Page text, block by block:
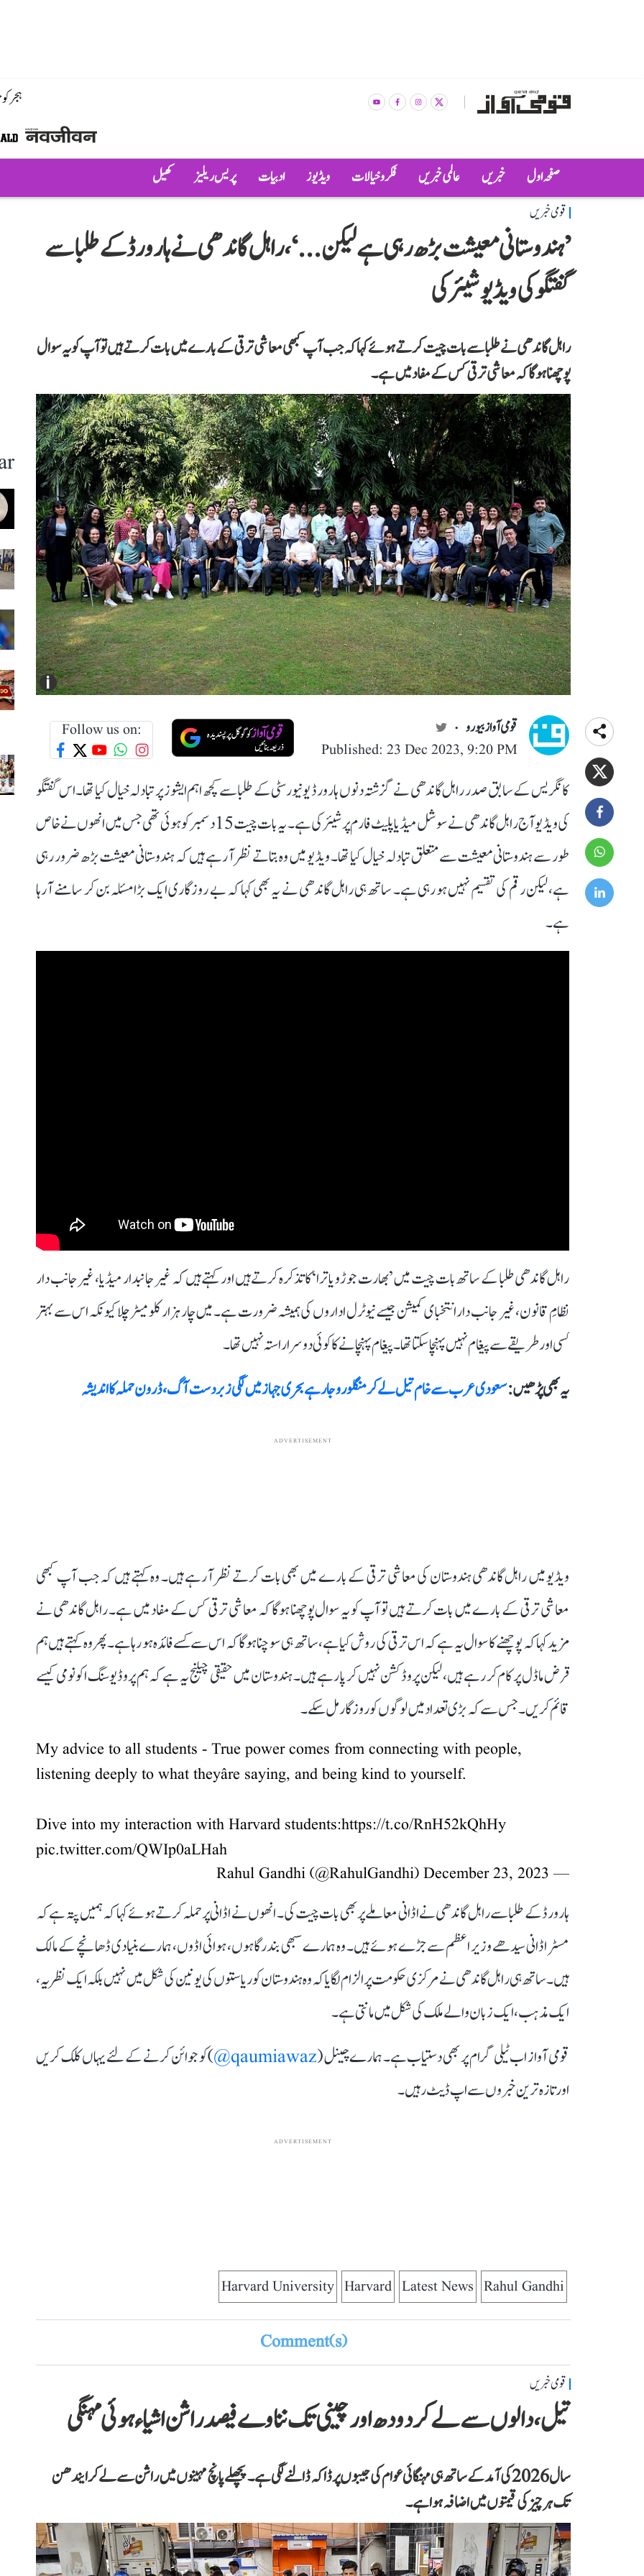
ہجر
صفحہ اول خبریں عالمی خبریں فکر و خیالات ویڈیوز ادبیات پریس ریلیز کھیل
قومی خبریں
’ہندوستانی معیشت بڑھ رہی ہے لیکن...‘، راہل گاندھی نے ہارورڈ کے طلبا سے
گفتگو کی ویڈیو شیئر کی
راہل گاندھی نے طلبا سے بات چیت کرتے ہوئے کہا کہ جب آپ کبھی معاشی ترقی کے بارے میں بات کرتے ہیں تو آپ کو یہ سوال
پوچھنا ہوگا کہ معاشی ترقی کس کے مفاد میں ہے۔
i
قومی آواز بیورو
Published: 23 Dec 2023, 9:20 PM
Follow us on:
کانگریس کے سابق صدر راہل گاندھی نے گزشتہ دنوں ہارورڈ یونیورسٹی کے طلبا سے کچھ اہم ایشوز پر تبادلہ خیال کیا تھا۔ اس گفتگو
کی ویڈیو آج راہل گاندھی نے سوشل میڈیا پلیٹ فارم پر شیئر کی ہے۔ یہ بات چیت 15 دسمبر کو ہوئی تھی جس میں انھوں نے خاص
طور سے ہندوستانی معیشت سے متعلق تبادلہ خیال کیا تھا۔ ویڈیو میں وہ بتاتے نظر آ رہے ہیں کہ ہندوستانی معیشت بڑھ ضرور رہی
ہے، لیکن رقم کی تقسیم نہیں ہو رہی ہے۔ ساتھ ہی راہل گاندھی نے یہ بھی کہا کہ بے روزگاری ایک بڑا مسئلہ بن کر سامنے آ رہا
ہے۔
راہل گاندھی طلبا کے ساتھ بات چیت میں ’بھارت جوڑو یاترا‘ کا تذکرہ کرتے ہیں اور کہتے ہیں کہ غیر جانبدار میڈیا، غیر جانب دار
نظامِ قانون، غیر جانب دار انتخبای کمیشن جیسے نیوٹرل اداروں کی ہمیشہ ضرورت ہے۔ میں چار ہزار کلومیٹر چلا کیونکہ اس سے بہتر
کسی اور طریقے سے پیغام نہیں پہنچا سکتا تھا۔ پیغام پہنچانے کا کوئی دوسرا راستہ نہیں تھا۔
یہ بھی پڑھیں :سعودی عرب سے خام تیل لے کر منگلورو جا رہے بحری جہاز میں لگی زبردست آگ، ڈرون حملہ کا اندیشہ
ADVERTISEMENT
ویڈیو میں راہل گاندھی ہندوستان کی معاشی ترقی کے بارے میں بھی بات کرتے نظر آ رہے ہیں۔ وہ کہتے ہیں کہ جب آپ کبھی
معاشی ترقی کے بارے میں بات کرتے ہیں تو آپ کو یہ سوال پوچھنا ہوگا کہ معاشی ترقی کس کے مفاد میں ہے۔ راہل گاندھی نے
مزید کہا کہ پوچھنے کا سوال یہ ہے کہ اس ترقی کی روش کیا ہے، ساتھ ہی سوچنا ہوگا کہ اس سے کسے فائدہ ہو رہا ہے۔ پھر وہ کہتے ہیں ہم
قرض ماڈل پر کام کر رہے ہیں، لیکن پروڈکشن نہیں کر پا رہے ہیں۔ ہندوستان میں حقیقی چیلنج یہ ہے کہ ہم پروڈیوسنگ اکونومی کیسے
قائم کریں۔ جس سے کہ بڑی تعداد میں لوگوں کو روزگار مل سکے۔
My advice to all students - True power comes from connecting with people,
listening deeply to what theyâre saying, and being kind to yourself.
Dive into my interaction with Harvard students:https://t.co/RnH52kQhHy
pic.twitter.com/QWIp0aLHah
— Rahul Gandhi (@RahulGandhi)
December 23, 2023
ہارورڈ کے طلبا سے راہل گاندھی نے اڈانی معاملے پر بھی بات چیت کی۔ انھوں نے اڈانی پر حملہ کرتے ہوئے کہا کہ ہمیں پتہ ہے کہ
مسٹر اڈانی سیدھے وزیر اعظم سے جڑے ہوئے ہیں۔ وہ ہمارے سبھی بندرگاہوں، ہوائی اڈوں، ہمارے بنیادی ڈھانچے کے مالک
ہیں۔ ساتھ ہی راہل گاندھی نے مرکزی حکومت پر الزام لگایا کہ وہ ہندوستان کو ریاستوں کی یونین کی شکل میں نہیں بلکہ ایک نظریہ،
ایک مذہب، ایک زبان والے ملک کی شکل میں مانتی ہے۔
قومی آواز اب ٹیلی گرام پر بھی دستیاب ہے۔ ہمارے چینل (qaumiawaz@
) کو جوائن کرنے کے لئے یہاں کلک کریں
اور تازہ ترین خبروں سے اپ ڈیٹ رہیں۔
ADVERTISEMENT
Rahul Gandhi
Latest News
Harvard
Harvard University
Comment(s)
قومی خبریں
تیل، دالوں سے لے کر دودھ اور چینی تک نناوے فیصد راشن اشیاء ہوئی مہنگی
سال 2026 کی آمد کے ساتھ ہی مہنگائی عوام کی جیبوں پر ڈاکہ ڈالنے لگی ہے۔ پچھلے پانچ مہینوں میں راشن سے لے کر ایندھن
تک ہر چیز کی قیمتوں میں اضافہ ہوا ہے۔